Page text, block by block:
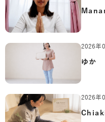
2026年
ゆか
2026年